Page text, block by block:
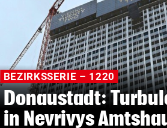
BEZIRKSSERIE – 1220
Donaustadt:
in Nevrivys